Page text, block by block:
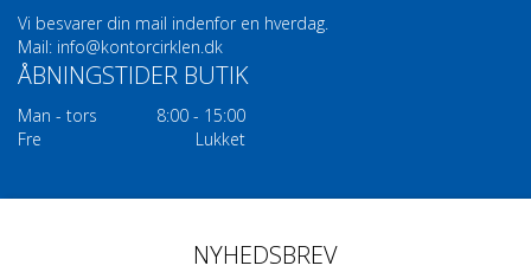
Vi besvarer din mail indenfor en hverdag.
Mail: info@kontorcirklen.dk
ÅBNINGSTIDER BUTIK
Man - tors
8:00 - 15:00
Fre
Lukket
NYHEDSBREV